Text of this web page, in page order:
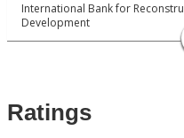
International Bank for
Development
Ratings